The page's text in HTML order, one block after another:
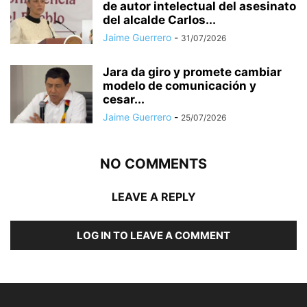
de autor intelectual del asesinato
del alcalde Carlos...
Jaime Guerrero - 31/07/2026
Jara da giro y promete cambiar
modelo de comunicación y
cesar...
Jaime Guerrero - 25/07/2026
NO COMMENTS
LEAVE A REPLY
LOG IN TO LEAVE A COMMENT